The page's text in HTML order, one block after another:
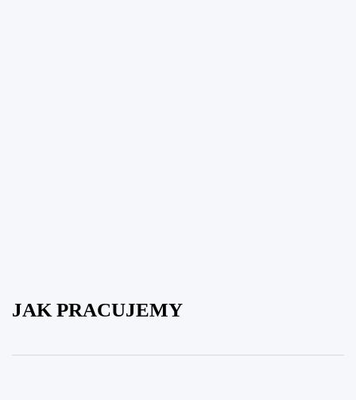
JAK PRACUJEMY